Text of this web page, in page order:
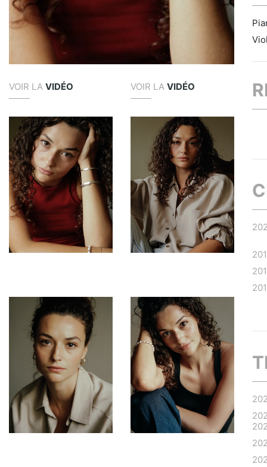
VOIR LA VIDÉO VOIR LAVIDÉO